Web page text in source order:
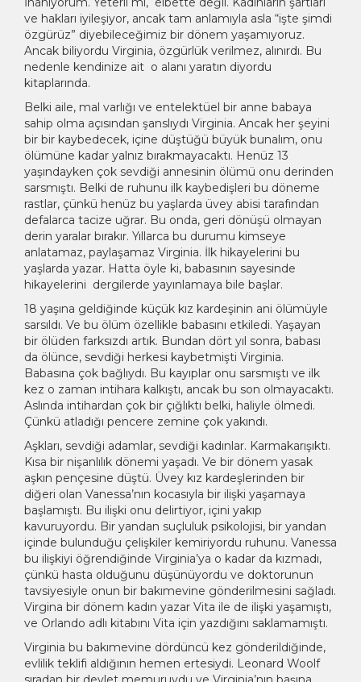
ve hakları iyileşiyor, ancak tam anlamıyla asla “işte şimdi
özgürüz” diyebileceğimiz bir dönem yaşamıyoruz.
Ancak biliyordu Virginia, özgürlük verilmez, alınırdı. Bu
nedenle kendinize ait o alanı yaratın diyordu
kitaplarında.
Belki aile, mal varlığı ve entelektüel bir anne babaya
sahip olma açısından şanslıydı Virginia. Ancak her şeyini
bir bir kaybedecek, içine düştüğü büyük bunalım, onu
ölümüne kadar yalnız bırakmayacaktı. Henüz 13
yaşındayken çok sevdiği annesinin ölümü onu derinden
sarsmıştı. Belki de ruhunu ilk kaybedişleri bu döneme
rastlar, çünkü henüz bu yaşlarda üvey abisi tarafından
defalarca tacize uğrar. Bu onda, geri dönüşü olmayan
derin yaralar bırakır. Yıllarca bu durumu kimseye
anlatamaz, paylaşamaz Virginia. İlk hikayelerini bu
yaşlarda yazar. Hatta öyle ki, babasının sayesinde
hikayelerini dergilerde yayınlamaya bile başlar.
18 yaşına geldiğinde küçük kız kardeşinin ani ölümüyle
sarsıldı. Ve bu ölüm özellikle babasını etkiledi. Yaşayan
bir ölüden farksızdı artık. Bundan dört yıl sonra, babası
da ölünce, sevdiği herkesi kaybetmişti Virginia.
Babasına çok bağlıydı. Bu kayıplar onu sarsmıştı ve ilk
kez o zaman intihara kalkıştı, ancak bu son olmayacaktı.
Aslında intihardan çok bir çığlıktı belki, haliyle ölmedi.
Çünkü atladığı pencere zemine çok yakındı.
Aşkları, sevdiği adamlar, sevdiği kadınlar. Karmakarışıktı.
Kısa bir nişanlılık dönemi yaşadı. Ve bir dönem yasak
aşkın pençesine düştü. Üvey kız kardeşlerinden bir
diğeri olan Vanessa’nın kocasıyla bir ilişki yaşamaya
başlamıştı. Bu ilişki onu delirtiyor, içini yakıp
kavuruyordu. Bir yandan suçluluk psikolojisi, bir yandan
içinde bulunduğu çelişkiler kemiriyordu ruhunu. Vanessa
bu ilişkiyi öğrendiğinde Virginia’ya o kadar da kızmadı,
çünkü hasta olduğunu düşünüyordu ve doktorunun
tavsiyesiyle onun bir bakımevine gönderilmesini sağladı.
Virgina bir dönem kadın yazar Vita ile de ilişki yaşamıştı,
ve Orlando adlı kitabını Vita için yazdığını saklamamıştı.
Virginia bu bakımevine dördüncü kez gönderildiğinde,
evlilik teklifi aldığının hemen ertesiydi. Leonard Woolf